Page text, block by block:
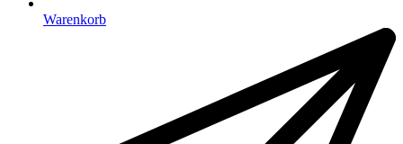
Warenkorb